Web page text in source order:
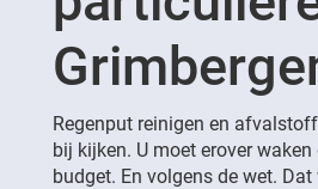
Regenput reinigen en
bij kijken. U moet erover
budget. En volgens de wet.